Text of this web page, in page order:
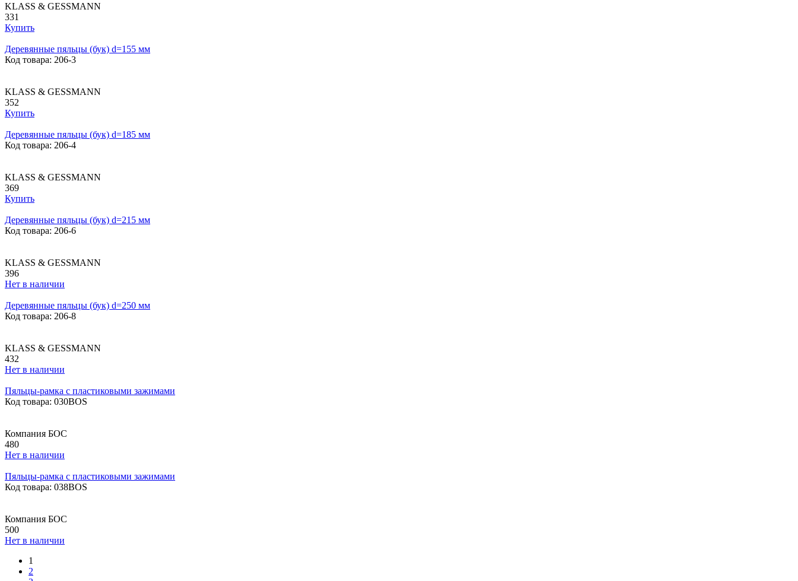
KLASS & GESSMANN
331
Купить
Деревянные пяльцы (бук) d=155 мм
Код товара: 206-3
KLASS & GESSMANN
352
Купить
Деревянные пяльцы (бук) d=185 мм
Код товара: 206-4
KLASS & GESSMANN
369
Купить
Деревянные пяльцы (бук) d=215 мм
Код товара: 206-6
KLASS & GESSMANN
396
Нет в наличии
Деревянные пяльцы (бук) d=250 мм
Код товара: 206-8
KLASS & GESSMANN
432
Нет в наличии
Пяльцы-рамка с пластиковыми зажимами
Код товара: 030BOS
Компания БОС
480
Нет в наличии
Пяльцы-рамка с пластиковыми зажимами
Код товара: 038BOS
Компания БОС
500
Нет в наличии
1
2